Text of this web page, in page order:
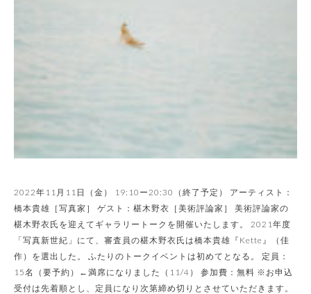
2022年11⽉11⽇（⾦） 19:10ー20:30（終了予定） アーティスト：
橋本貴雄［写真家］ ゲスト：椹木野衣［美術評論家］ 美術評論家の
椹木野衣氏を迎えてギャラリートークを開催いたします。 2021年度
「写真新世紀」にて、審査員の椹木野衣氏は橋本貴雄『Kette』（佳
作）を選出した。 ふたりのトークイベントは初めてとなる。 定員：
15名（要予約）←満席になりました（11/4） 参加費：無料 ※お申込
受付は先着順とし、定員になり次第締め切りとさせていただきます。